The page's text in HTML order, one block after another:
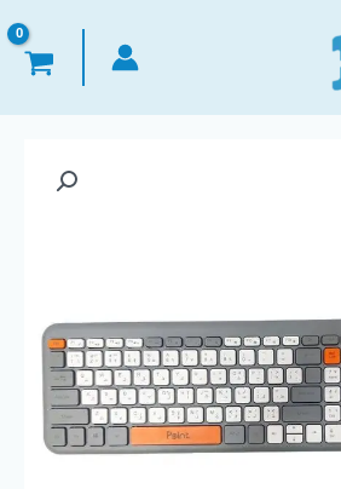
EGP 675,00.
EGP 500,00.